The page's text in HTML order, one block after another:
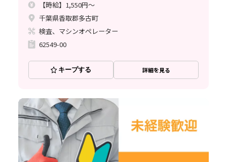
【時給】1,550円～
千葉県香取郡多古町
検査、マシンオペレーター
62549-00
キープする 詳細を見る